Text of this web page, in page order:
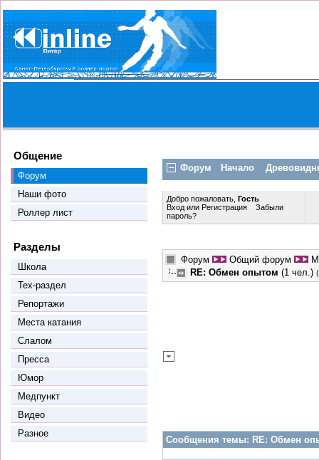
Общение
Форум
Наши фото
Роллер лист
Разделы
Школа
Тех-раздел
Репортажи
Места катания
Слалом
Пресса
Юмор
Медпункт
Видео
Разное
Форум Начало
Добро пожаловать,Гость
Входили Регистрация
Забыли
пароль?
Форум Общий форум
RE: Обмен опытом(1 чел.)
Сообщения темы: RE: Обмен